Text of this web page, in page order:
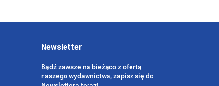
Newsletter
Bądź zawsze na bieżąco z ofertą
naszego wydawnictwa, zapisz się do